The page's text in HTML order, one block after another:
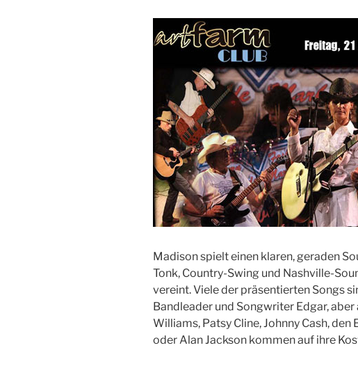
Madison spielt einen klaren, geraden
Tonk, Country-Swing und Nashville-
vereint. Viele der präsentierten Songs
Bandleader und Songwriter Edgar,
Williams, Patsy Cline, Johnny Cash,
oder Alan Jackson kommen auf ihre